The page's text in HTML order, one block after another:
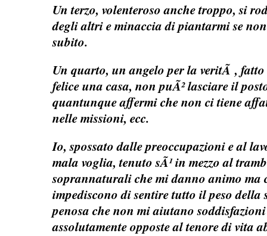
Un terzo, volenteroso anche troppo, si
degli altri e minaccia di piantarmi se
subito.
Un quarto, un angelo per la veritÃ ,
felice una casa, non puÃ² lasciare il
quantunque affermi che non ci tiene
nelle missioni, ecc.
Io, spossato dalle preoccupazioni e al
mala voglia, tenuto sÃ¹ in mezzo al
soprannaturali che mi danno animo ma
impediscono di sentire tutto il peso della
penosa che non mi aiutano
assolutamente opposte al tenore di vita